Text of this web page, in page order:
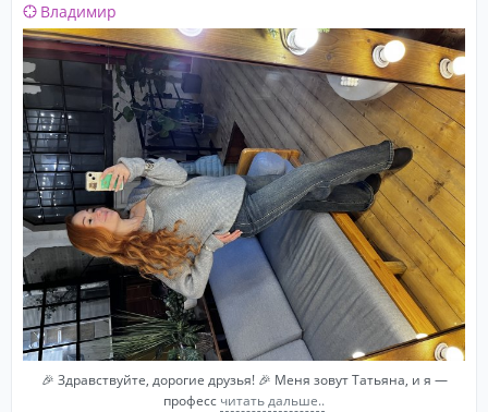
Владимир
🎉 Здравствуйте, дорогие друзья! 🎉 Меня зовут Татьяна, и я —
професс читать дальше..